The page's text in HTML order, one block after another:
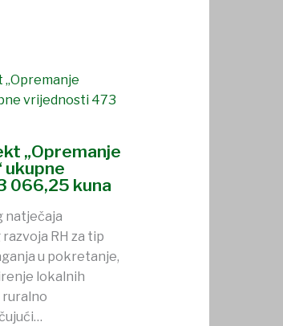
„Opremanje
ukupne
066,25 kuna
natječaja
RH za tip
u pokretanje,
lokalnih
ruralno